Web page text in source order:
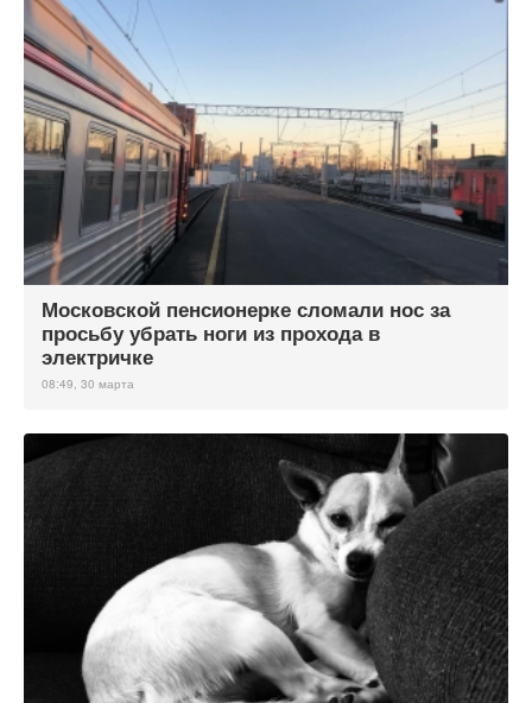
Московской пенсионерке сломали нос за
просьбу убрать ноги из прохода в
электричке
08:49, 30 марта